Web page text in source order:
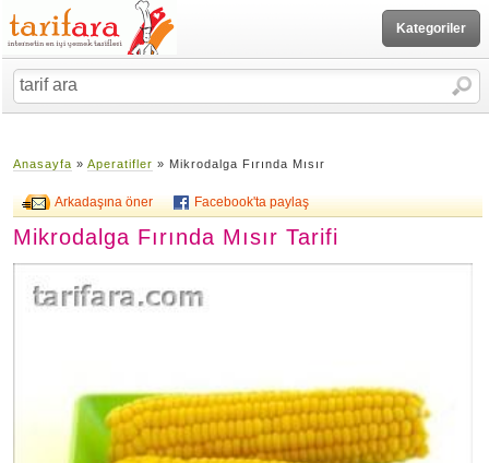
Kategoriler
Anasayfa » Aperatifler » Mikrodalga Fırında Mısır
Arkadaşına öner Facebook'ta paylaş
Mikrodalga Fırında Mısır Tarifi